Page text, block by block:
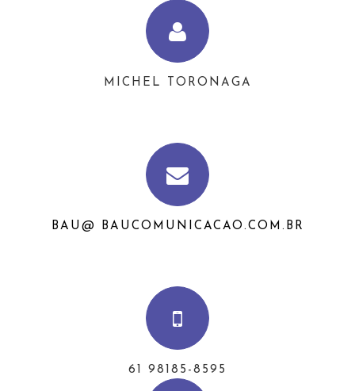
MICHEL TORONAGA
BAU@ BAUCOMUNICACAO.COM.BR
61 98185-8595